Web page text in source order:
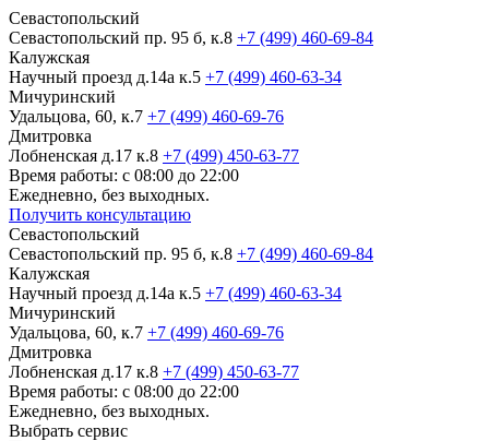
Севастопольский
Севастопольский пр. 95 б, к.8 +7 (499) 460-69-84
Калужская
Научный проезд д.14а к.5 +7 (499) 460-63-34
Мичуринский
Удальцова, 60, к.7 +7 (499) 460-69-76
Дмитровка
Лобненская д.17 к.8 +7 (499) 450-63-77
Время работы: с 08:00 до 22:00
Ежедневно, без выходных.
Получить консультацию
Севастопольский
Севастопольский пр. 95 б, к.8 +7 (499) 460-69-84
Калужская
Научный проезд д.14а к.5 +7 (499) 460-63-34
Мичуринский
Удальцова, 60, к.7 +7 (499) 460-69-76
Дмитровка
Лобненская д.17 к.8 +7 (499) 450-63-77
Время работы: с 08:00 до 22:00
Ежедневно, без выходных.
Выбрать сервис